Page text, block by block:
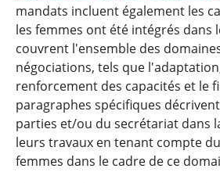
mandats incluent également les
les femmes ont été intégrés dans
couvrent l'ensemble des
négociations, tels que
renforcement des capacités et le
paragraphes spécifiques
parties et/ou du secrétariat dans
leurs travaux en tenant compte
femmes dans le cadre de ce